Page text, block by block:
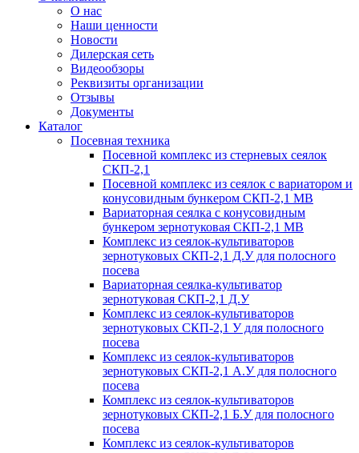
О нас
Наши ценности
Новости
Дилерская сеть
Видеообзоры
Реквизиты организации
Отзывы
Документы
Каталог
Посевная техника
Посевной комплекс из стерневых сеялок
СКП-2,1
Посевной комплекс из сеялок с вариатором и
конусовидным бункером СКП-2,1 МВ
Вариаторная сеялка с конусовидным
бункером зернотуковая СКП-2,1 МВ
Комплекс из сеялок-культиваторов
зернотуковых СКП-2,1 Д.У для полосного
посева
Вариаторная сеялка-культиватор
зернотуковая СКП-2,1 Д.У
Комплекс из сеялок-культиваторов
зернотуковых СКП-2,1 У для полосного
посева
Комплекс из сеялок-культиваторов
зернотуковых СКП-2,1 А.У для полосного
посева
Комплекс из сеялок-культиваторов
зернотуковых СКП-2,1 Б.У для полосного
посева
Комплекс из сеялок-культиваторов